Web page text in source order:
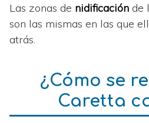
Las zonas de nidificación de
son las mismas en las que
atrás.
¿Cómo se
Caretta